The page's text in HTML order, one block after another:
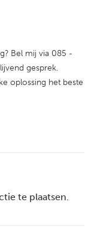
Bel mij via 085 -
gesprek.
oplossing het beste
te plaatsen.